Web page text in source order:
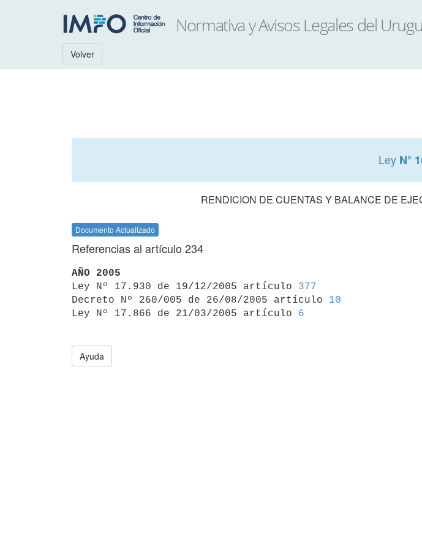
Volver
Ley N°
RENDICION DE CUENTAS Y BALANCE DE
Documento Actualizado
Referencias al artículo 234
AÑO 2005
Ley Nº 17.930 de 19/12/2005 artículo 377
Decreto Nº 260/005 de 26/08/2005 artículo 10
Ley Nº 17.866 de 21/03/2005 artículo 6
Ayuda